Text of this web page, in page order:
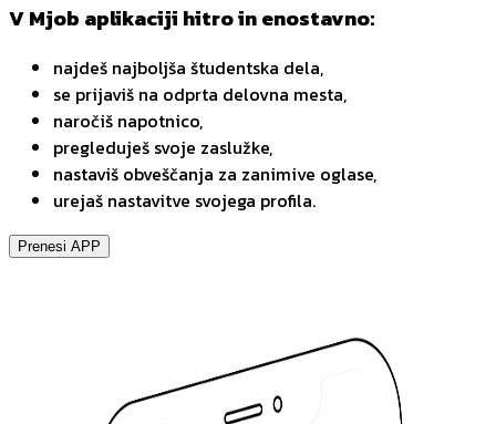
V Mjob aplikaciji hitro in enostavno:
najdeš najboljša študentska dela,
se prijaviš na odprta delovna mesta,
naročiš napotnico,
pregleduješ svoje zaslužke,
nastaviš obveščanja za zanimive oglase,
urejaš nastavitve svojega profila.
Prenesi APP